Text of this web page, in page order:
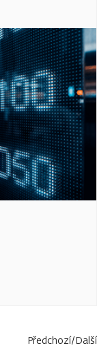
Předchozí/Další